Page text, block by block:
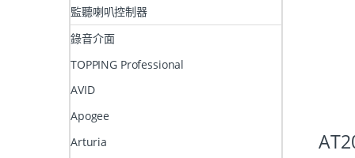
監聽喇叭控制器
錄音介面
TOPPING Professional
AVID
Apogee
Arturia